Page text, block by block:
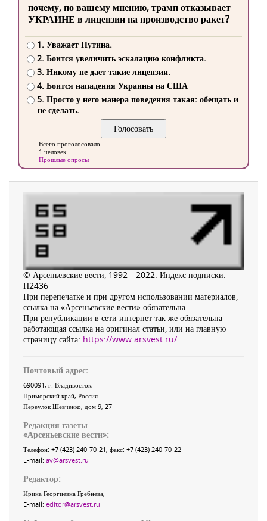
почему, по вашему мнению, трамп отказывает
УКРАИНЕ в лицензии на производство ракет?
1. Уважает Путина.
2. Боится увеличить эскалацию конфликта.
3. Никому не дает такие лицензии.
4. Боится нападения Украины на США
5. Просто у него манера поведения такая: обещать и
не сделать.
Всего проголосовало
1 человек
Прошлые опросы
© Арсеньевские вести, 1992—2022. Индекс подписки:
П2436
При перепечатке и при другом использовании материалов,
ссылка на «Арсеньевские вести» обязательна.
При републикации в сети интернет так же обязательна
работающая ссылка на оригинал статьи, или на главную
страницу сайта: https://www.arsvest.ru/
Почтовый адрес:
690091, г. Владивосток,
Приморский край, Россия
Переулок Шевченко, дом 9, 27
Редакция газеты
«Арсеньевские вести»:
Телефон: +7 (423) 240-70-21, факс: +7 (423) 240-70-22
E-mail: av@arsvest.ru
Редактор:
Ирина Георгиевна Гребнёва,
E-mail: editor@arsvest.ru